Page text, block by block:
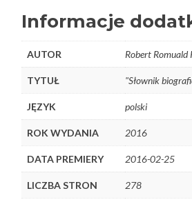
Informacje
AUTOR Robert Romuald
TYTUŁ "Słownik
JĘZYK polski
ROK WYDANIA 2016
DATA PREMIERY 2016-02-25
LICZBA STRON 278